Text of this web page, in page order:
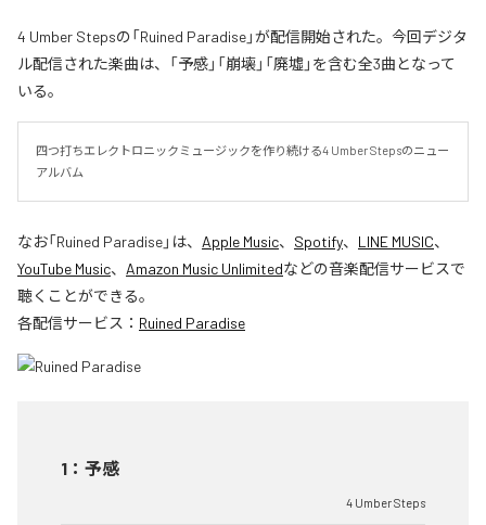
4 Umber Stepsの「Ruined Paradise」が配信開始された。今回デジタ
ル配信された楽曲は、「予感」「崩壊」「廃墟」を含む全3曲となって
いる。
四つ打ちエレクトロニックミュージックを作り続ける4 Umber Stepsのニュー
アルバム
なお「Ruined Paradise」は、 Apple Music、 Spotify、 LINE MUSIC、
YouTube Music、 Amazon Music Unlimitedなどの音楽配信サービスで
聴くことができる。
各配信サービス： Ruined Paradise
1 ： 予感
4 Umber Steps